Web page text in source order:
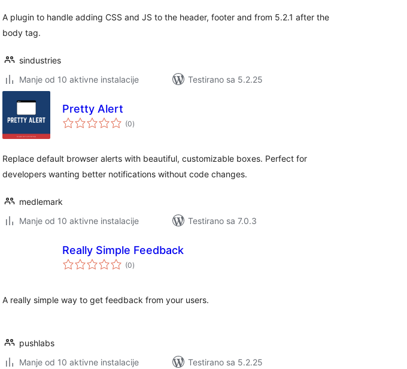
A plugin to handle adding CSS and JS to the header, footer and from 5.2.1 after the
body tag.
sindustries
Manje od 10 aktivne instalacije
Testirano sa 5.2.25
Pretty Alert
(0ukupno
ocjena
)
Replace default browser alerts with beautiful, customizable boxes. Perfect for
developers wanting better notifications without code changes.
medlemark
Manje od 10 aktivne instalacije
Testirano sa 7.0.3
Really Simple Feedback
(0ukupno
ocjena
)
A really simple way to get feedback from your users.
pushlabs
Manje od 10 aktivne instalacije
Testirano sa 5.2.25